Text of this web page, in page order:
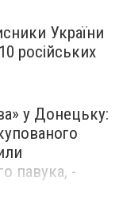
України
російських
у Донецьку:
павука, -